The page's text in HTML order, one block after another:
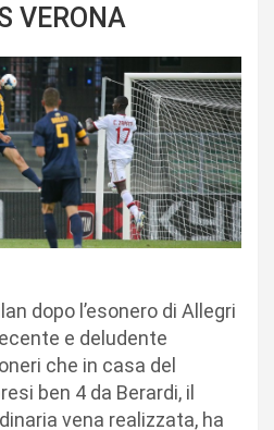
VERONA
dopo l’esonero di Allegri
e deludente
che in casa del
ben 4 da Berardi, il
vena realizzata, ha